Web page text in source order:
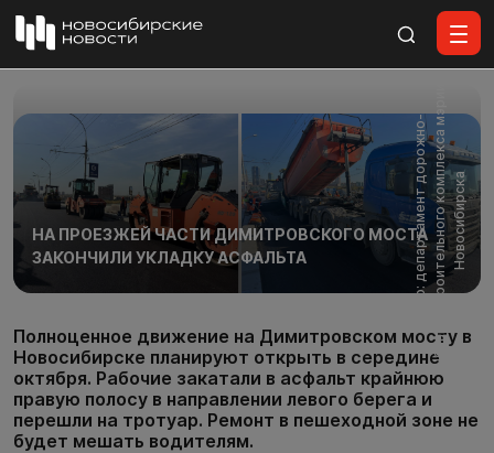
Ф
о
т
о
:
д
е
п
а
р
т
а
м
е
н
т
д
о
р
о
ж
н
о
-
б
л
а
г
о
у
с
т
р
о
и
т
е
л
ь
н
о
г
о
к
о
м
п
л
е
к
с
а
м
э
р
ии
Н
о
в
о
с
и
б
и
р
с
к а
НА ПРОЕЗЖЕЙ ЧАСТИ ДИМИТРОВСКОГО МОСТА
ЗАКОНЧИЛИ УКЛАДКУ АСФАЛЬТА
Полноценное движение на Димитровском мосту в
Новосибирске планируют открыть в середине
октября. Рабочие закатали в асфальт крайнюю
правую полосу в направлении левого берега и
перешли на тротуар. Ремонт в пешеходной зоне не
будет мешать водителям.